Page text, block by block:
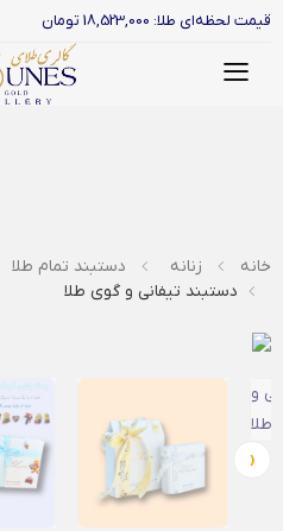
قیمت لحظه‌ای طلا: 18,523,000 تومان
خانه زنانه دستبند تمام طلا
دستبند تیفانی و گوی طلا
‹